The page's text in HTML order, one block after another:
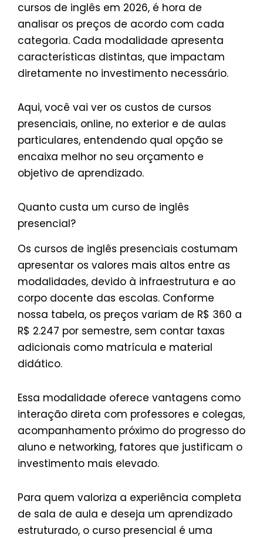
cursos de inglês em 2026, é hora de
analisar os preços de acordo com cada
categoria. Cada modalidade apresenta
características distintas, que impactam
diretamente no investimento necessário.
Aqui, você vai ver os custos de cursos
presenciais, online, no exterior e de aulas
particulares, entendendo qual opção se
encaixa melhor no seu orçamento e
objetivo de aprendizado.
Quanto custa um curso de inglês
presencial?
Os cursos de inglês presenciais costumam
apresentar os valores mais altos entre as
modalidades, devido à infraestrutura e ao
corpo docente das escolas. Conforme
nossa tabela, os preços variam de R$ 360 a
R$ 2.247 por semestre, sem contar taxas
adicionais como matrícula e material
didático.
Essa modalidade oferece vantagens como
interação direta com professores e colegas,
acompanhamento próximo do progresso do
aluno e networking, fatores que justificam o
investimento mais elevado.
Para quem valoriza a experiência completa
de sala de aula e deseja um aprendizado
estruturado, o curso presencial é uma